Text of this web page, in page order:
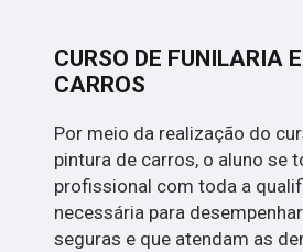
CURSO DE FUNILARIA
CARROS
Por meio da realização do
pintura de carros, o aluno se
profissional com toda a
necessária para
seguras e que atendam as